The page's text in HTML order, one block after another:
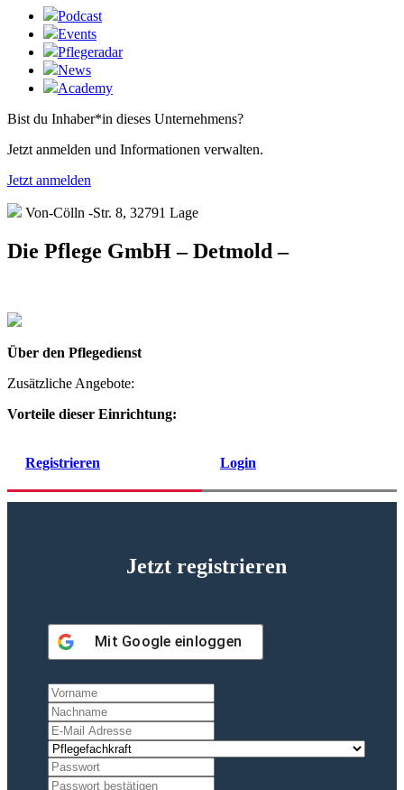
Podcast
Events
Pflegeradar
News
Academy
Bist du Inhaber*in dieses Unternehmens?
Jetzt anmelden und Informationen verwalten.
Jetzt anmelden
Von-Cölln -Str. 8, 32791 Lage
Die Pflege GmbH – Detmold –
Über den Pflegedienst
Zusätzliche Angebote:
Vorteile dieser Einrichtung:
Registrieren Login
Jetzt registrieren
Mit Google einloggen